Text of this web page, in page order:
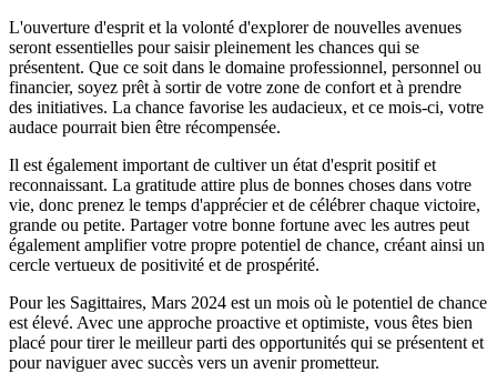
L'ouverture d'esprit et la volonté d'explorer de nouvelles avenues
seront essentielles pour saisir pleinement les chances qui se
présentent. Que ce soit dans le domaine professionnel, personnel ou
financier, soyez prêt à sortir de votre zone de confort et à prendre
des initiatives. La chance favorise les audacieux, et ce mois-ci, votre
audace pourrait bien être récompensée.
Il est également important de cultiver un état d'esprit positif et
reconnaissant. La gratitude attire plus de bonnes choses dans votre
vie, donc prenez le temps d'apprécier et de célébrer chaque victoire,
grande ou petite. Partager votre bonne fortune avec les autres peut
également amplifier votre propre potentiel de chance, créant ainsi un
cercle vertueux de positivité et de prospérité.
Pour les Sagittaires, Mars 2024 est un mois où le potentiel de chance
est élevé. Avec une approche proactive et optimiste, vous êtes bien
placé pour tirer le meilleur parti des opportunités qui se présentent et
pour naviguer avec succès vers un avenir prometteur.